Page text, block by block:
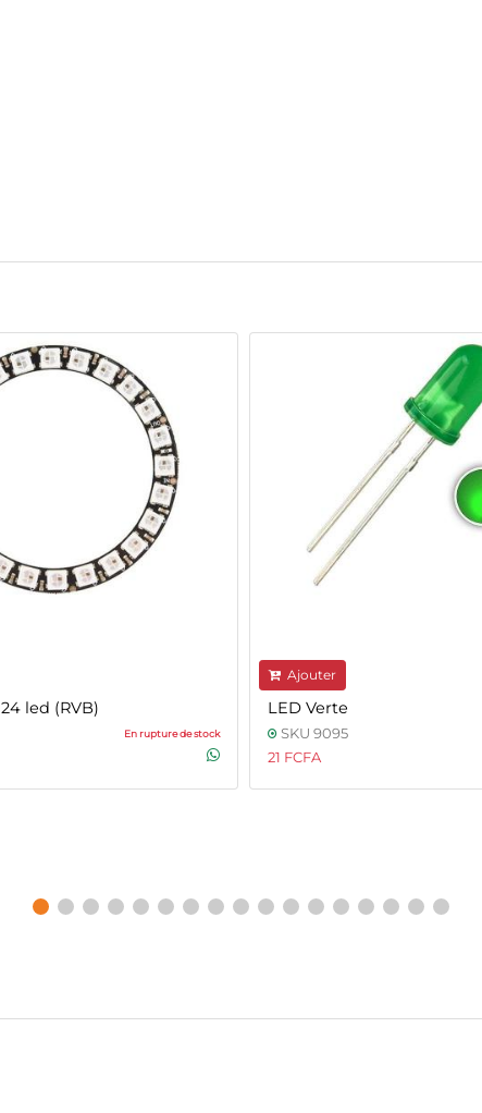
led (RVB)
En rupture de stock
Ajouter
LED Verte
SKU 9095
21 FCFA